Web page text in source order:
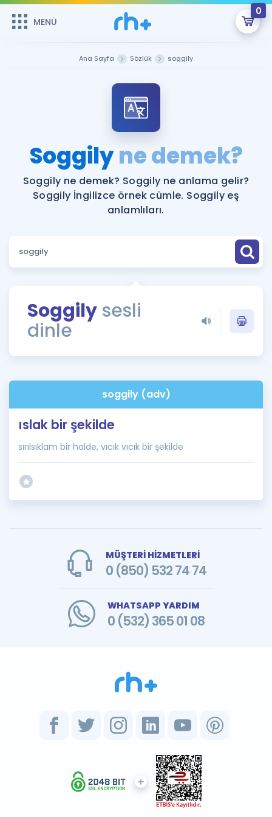
MENÜ
0
Şifremi Hatırlamıyorum
ÜYE DEĞİLİM
Sepetin Şu An Boş.
Remzi Hoca ile seni sınava hazırlayacak onlarca eğitim seni
bekliyor!
MENÜ
Katılımcı Görüşleri
Faydalı Araçlar
Sözlük
Rehberlik Aracı
ÖSYM Sınav Takvimi
İngilizce Gramer
Hakkımızda
Ana Sayfa Sözlük soggily
Soggilyne demek?
Soggily ne demek? Soggily ne anlama gelir?
Soggily İngilizce örnek cümle. Soggily eş
anlamlıları.
Soggily sesli
dinle
soggily (adv)
ıslak bir şekilde
sırılsıklam bir halde, vıcık vıcık bir şekilde
MÜŞTERİ HİZMETLERİ
0 (850) 532 74 74
WHATSAPP YARDIM
0 (532) 365 01 08